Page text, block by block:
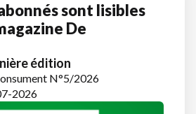
sont lisibles
De
édition
N°5/2026
2026